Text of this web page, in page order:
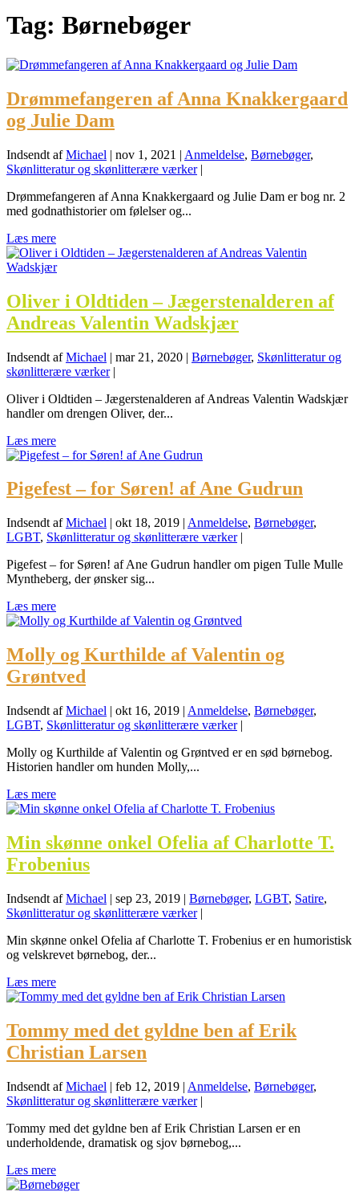
Tag: Børnebøger
Drømmefangeren af Anna Knakkergaard
og Julie Dam
Indsendt afMichael | nov 1, 2021 | Anmeldelse, Børnebøger,
Skønlitteratur og skønlitterære værker|
Drømmefangeren af Anna Knakkergaard og Julie Dam er bog nr. 2
med godnathistorier om følelser og...
Læs mere
Oliver i Oldtiden – Jægerstenalderen af
Andreas Valentin Wadskjær
Indsendt afMichael | mar 21, 2020 | Børnebøger, Skønlitteratur og
skønlitterære værker|
Oliver i Oldtiden – Jægerstenalderen af Andreas Valentin Wadskjær
handler om drengen Oliver, der...
Læs mere
Pigefest – for Søren! af Ane Gudrun
Indsendt afMichael | okt 18, 2019 | Anmeldelse, Børnebøger,
LGBT, Skønlitteratur og skønlitterære værker|
Pigefest – for Søren! af Ane Gudrun handler om pigen Tulle Mulle
Myntheberg, der ønsker sig...
Læs mere
Molly og Kurthilde af Valentin og
Grøntved
Indsendt afMichael | okt 16, 2019 | Anmeldelse, Børnebøger,
LGBT, Skønlitteratur og skønlitterære værker|
Molly og Kurthilde af Valentin og Grøntved er en sød børnebog.
Historien handler om hunden Molly,...
Læs mere
Min skønne onkel Ofelia af Charlotte T.
Frobenius
Indsendt afMichael | sep 23, 2019 | Børnebøger, LGBT, Satire,
Skønlitteratur og skønlitterære værker|
Min skønne onkel Ofelia af Charlotte T. Frobenius er en humoristisk
og velskrevet børnebog, der...
Læs mere
Tommy med det gyldne ben af Erik
Christian Larsen
Indsendt afMichael | feb 12, 2019 | Anmeldelse, Børnebøger,
Skønlitteratur og skønlitterære værker|
Tommy med det gyldne ben af Erik Christian Larsen er en
underholdende, dramatisk og sjov børnebog,...
Læs mere